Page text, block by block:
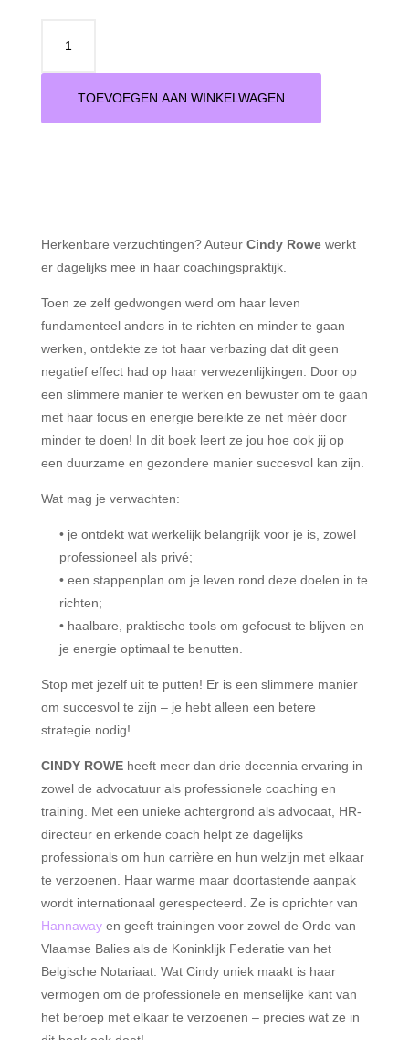
Forward
TOEVOEGEN AAN WINKELWAGEN
Herkenbare verzuchtingen? Auteur Cindy Rowewerkt
er dagelijks mee in haar coachingspraktijk.
Toen ze zelf gedwongen werd om haar leven
fundamenteel anders in te richten en minder te gaan
werken, ontdekte ze tot haar verbazing dat dit geen
negatief effect had op haar verwezenlijkingen. Door op
een slimmere manier te werken en bewuster om te gaan
met haar focus en energie bereikte ze net méér door
minder te doen! In dit boek leert ze jou hoe ook jij op
een duurzame en gezondere manier succesvol kan zijn.
Wat mag je verwachten:
• je ontdekt wat werkelijk belangrijk voor je is, zowel
professioneel als privé;
• een stappenplan om je leven rond deze doelen in te
richten;
• haalbare, praktische tools om gefocust te blijven en
je energie optimaal te benutten.
Stop met jezelf uit te putten! Er is een slimmere manier
om succesvol te zijn – je hebt alleen een betere
strategie nodig!
CINDY ROWEheeft meer dan drie decennia ervaring in
zowel de advocatuur als professionele coaching en
training. Met een unieke achtergrond als advocaat, HR-
directeur en erkende coach helpt ze dagelijks
professionals om hun carrière en hun welzijn met elkaar
te verzoenen. Haar warme maar doortastende aanpak
wordt internationaal gerespecteerd. Ze is oprichter van
Hannawayen geeft trainingen voor zowel de Orde van
Vlaamse Balies als de Koninklijk Federatie van het
Belgische Notariaat. Wat Cindy uniek maakt is haar
vermogen om de professionele en menselijke kant van
het beroep met elkaar te verzoenen – precies wat ze in